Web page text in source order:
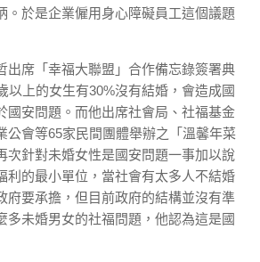
。於是企業僱用身心障礙員工這個議題
出席「幸福大聯盟」合作備忘錄簽署典
以上的女生有30%沒有結婚，會造成國
國安問題。而他出席社會局、社福基金
公會等65家民間團體舉辦之「溫馨年菜
次針對未婚女性是國安問題一事加以說
利的最小單位，當社會有太多人不結婚
府要承擔，但目前政府的結構並沒有準
多未婚男女的社福問題，他認為這是國